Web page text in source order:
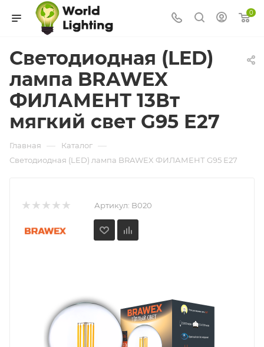
0
Светодиодная (LED)
лампа BRAWEX
ФИЛАМЕНТ 13Вт
мягкий свет G95 Е27
Главная — Каталог —
Светодиодная (LED) лампа BRAWEX ФИЛАМЕНТ G95 Е27
Артикул: B020